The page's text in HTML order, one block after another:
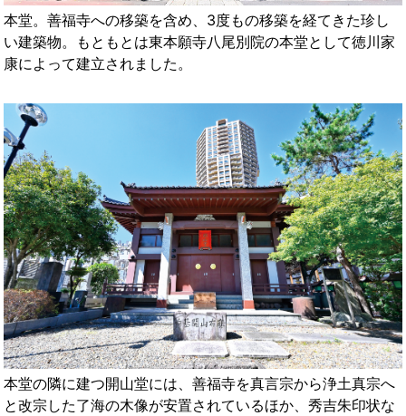
本堂。善福寺への移築を含め、3度もの移築を経てきた珍し
い建築物。もともとは東本願寺八尾別院の本堂として徳川家
康によって建立されました。
本堂の隣に建つ開山堂には、善福寺を真言宗から浄土真宗へ
と改宗した了海の木像が安置されているほか、秀吉朱印状な